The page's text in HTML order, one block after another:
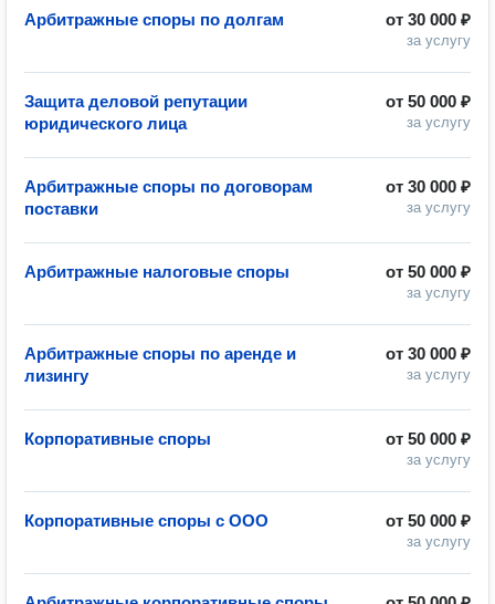
от 30 000 ₽
за услугу
Арбитражные споры по долгам
от 50 000 ₽
за услугу
Защита деловой репутации
юридического лица
от 30 000 ₽
за услугу
Арбитражные споры по договорам
поставки
от 50 000 ₽
за услугу
Арбитражные налоговые споры
от 30 000 ₽
за услугу
Арбитражные споры по аренде и
лизингу
от 50 000 ₽
за услугу
Корпоративные споры
от 50 000 ₽
за услугу
Корпоративные споры с ООО